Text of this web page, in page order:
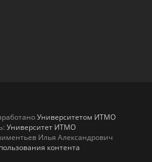
Университетом ИТМО
Университет ИТМО
Илья Александрович
контента